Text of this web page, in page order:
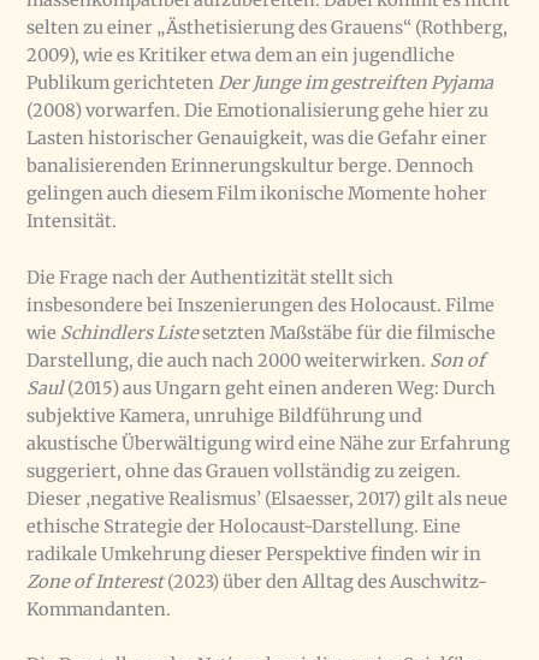
selten zu einer „Ästhetisierung des Grauens“ (Rothberg,
2009), wie es Kritiker etwa dem an ein jugendliche
Publikum gerichtetenDer Junge im gestreiften Pyjama
(2008) vorwarfen. Die Emotionalisierung gehe hier zu
Lasten historischer Genauigkeit, was die Gefahr einer
banalisierenden Erinnerungskultur berge. Dennoch
gelingen auch diesem Film ikonische Momente hoher
Intensität.
Die Frage nach der Authentizität stellt sich
insbesondere bei Inszenierungen des Holocaust. Filme
wie Schindlers Listesetzten Maßstäbe für die filmische
Darstellung, die auch nach 2000 weiterwirken. Son of
Saul(2015) aus Ungarn geht einen anderen Weg: Durch
subjektive Kamera, unruhige Bildführung und
akustische Überwältigung wird eine Nähe zur Erfahrung
suggeriert, ohne das Grauen vollständig zu zeigen.
Dieser ‚negative Realismus’ (Elsaesser, 2017) gilt als neue
ethische Strategie der Holocaust-Darstellung. Eine
radikale Umkehrung dieser Perspektive finden wir in
Zone of Interest(2023) über den Alltag des Auschwitz-
Kommandanten.